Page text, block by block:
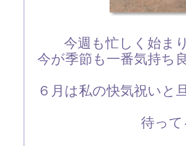
今週も忙しく始ま
今が季節も一番気持ち
６月は私の快気祝いと
待っ